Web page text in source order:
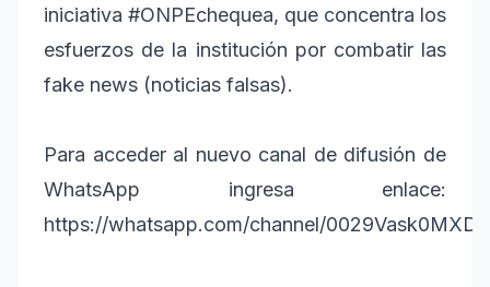
iniciativa #ONPEchequea, que concentra los
esfuerzos de la institución por combatir las
fake news (noticias falsas).
Para acceder al nuevo canal de difusión de
WhatsApp ingresa enlace:
https://whatsapp.com/channel/